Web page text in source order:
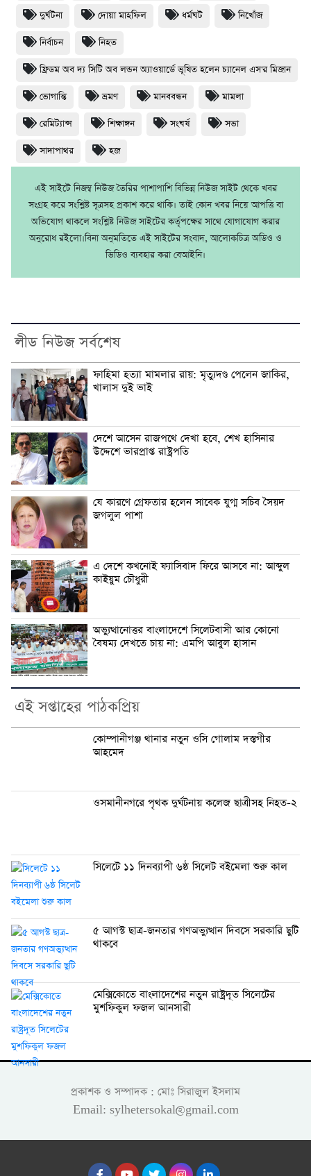
দুর্ঘটনা দোয়া মাহফিল ধর্মঘট নিখোঁজ
নির্বাচন নিহত
ফ্রিডম অব দ্য সিটি অব লন্ডন অ্যাওয়ার্ডে ভূষিত হলেন চ্যানেল এস'র মিজান
ভোগান্তি ভ্রমণ মানববন্ধন মামলা
রেমিট্যান্স শিক্ষাঙ্গন সংঘর্ষ সভা
সাদাপাথর হজ
এই সাইটে নিজম্ব নিউজ তৈরির পাশাপাশি বিভিন্ন নিউজ সাইট থেকে খবর
সংগ্রহ করে সংশ্লিষ্ট সূত্রসহ প্রকাশ করে থাকি। তাই কোন খবর নিয়ে আপত্তি বা
অভিযোগ থাকলে সংশ্লিষ্ট নিউজ সাইটের কর্তৃপক্ষের সাথে যোগাযোগ করার
অনুরোধ রইলো।বিনা অনুমতিতে এই সাইটের সংবাদ, আলোকচিত্র অডিও ও
ভিডিও ব্যবহার করা বেআইনি।
লীড নিউজ সর্বশেষ
ফাহিমা হত্যা মামলার রায়: মৃত্যুদণ্ড পেলেন জাকির,
খালাস দুই ভাই
দেশে আসেন রাজপথে দেখা হবে, শেখ হাসিনার
উদ্দেশে ভারপ্রাপ্ত রাষ্ট্রপতি
যে কারণে গ্রেফতার হলেন সাবেক যুগ্ম সচিব সৈয়দ
জগলুল পাশা
এ দেশে কখনোই ফ্যাসিবাদ ফিরে আসবে না: আব্দুল
কাইয়ুম চৌধুরী
অভ্যুত্থানোত্তর বাংলাদেশে সিলেটবাসী আর কোনো
বৈষম্য দেখতে চায় না: এমপি আবুল হাসান
এই সপ্তাহের পাঠকপ্রিয়
কোম্পানীগঞ্জ থানার নতুন ওসি গোলাম দস্তগীর
আহমেদ
ওসমানীনগরে পৃথক দুর্ঘটনায় কলেজ ছাত্রীসহ নিহত-২
সিলেটে ১১ দিনব্যাপী ৬ষ্ঠ সিলেট বইমেলা শুরু কাল
৫ আগস্ট ছাত্র-জনতার গণঅভ্যুত্থান দিবসে সরকারি ছুটি
থাকবে
মেক্সিকোতে বাংলাদেশের নতুন রাষ্ট্রদূত সিলেটের
মুশফিকুল ফজল আনসারী
প্রকাশক ও সম্পাদক : মোঃ সিরাজুল ইসলাম
Email: sylhetersokal@gmail.com